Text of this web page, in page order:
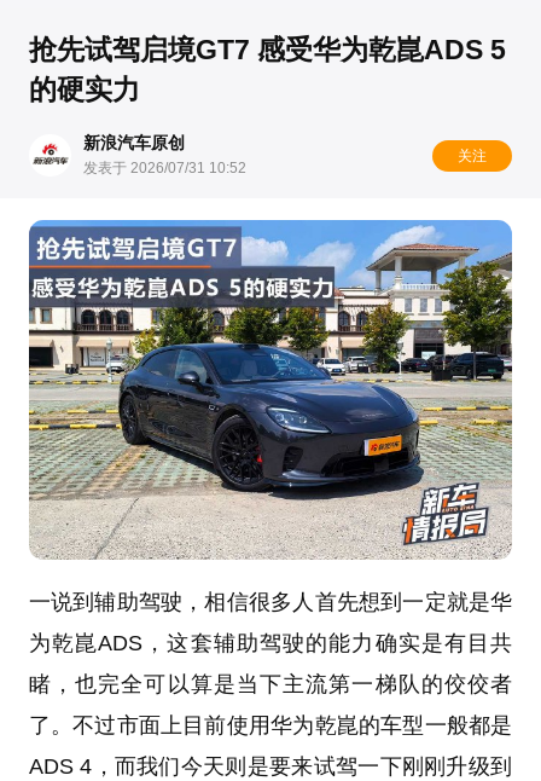
抢先试驾启境GT7 感受华为乾崑ADS 5
的硬实力
新浪汽车原创
发表于 2026/07/31 10:52
关注
一说到辅助驾驶，相信很多人首先想到一定就是华
为乾崑ADS，这套辅助驾驶的能力确实是有目共
睹，也完全可以算是当下主流第一梯队的佼佼者
了。不过市面上目前使用华为乾崑的车型一般都是
ADS 4，而我们今天则是要来试驾一下刚刚升级到